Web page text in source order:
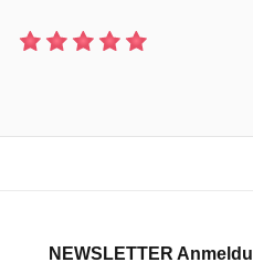
NEWSLETTER